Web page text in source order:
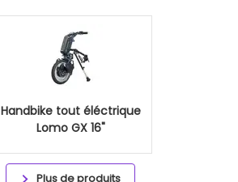
Handbike tout éléctrique
Lomo GX 16"
Plus de produits